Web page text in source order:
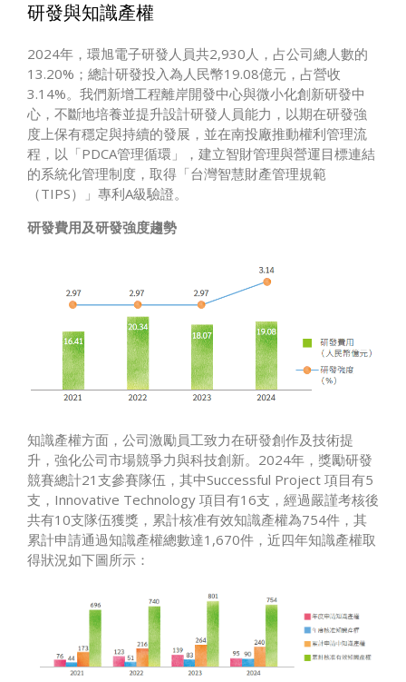
研發與知識產權
2024年，環旭電子研發人員共2,930人，占公司總人數的
13.20%；總計研發投入為人民幣19.08億元，占營收
3.14%。我們新增工程離岸開發中心與微小化創新研發中
心，不斷地培養並提升設計研發人員能力，以期在研發強
度上保有穩定與持續的發展，並在南投廠推動權利管理流
程，以「PDCA管理循環」，建立智財管理與營運目標連結
的系統化管理制度，取得「台灣智慧財產管理規範
（TIPS）」專利A級驗證。
研發費用及研發強度趨勢
知識產權方面，公司激勵員工致力在研發創作及技術提
升，強化公司市場競爭力與科技創新。2024年，獎勵研發
競賽總計21支參賽隊伍，其中Successful Project 項目有5
支，Innovative Technology 項目有16支，經過嚴謹考核後
共有10支隊伍獲獎，累計核准有效知識產權為754件，其
累計申請通過知識產權總數達1,670件，近四年知識產權取
得狀況如下圖所示：